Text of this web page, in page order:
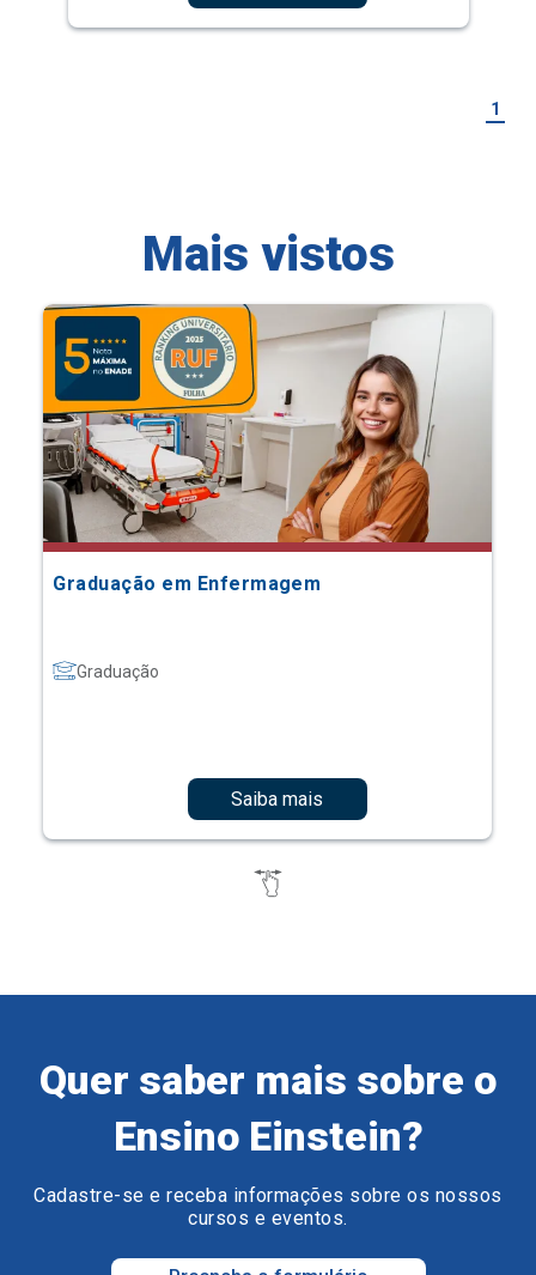
1
Mais vistos
Graduação em Enfermagem
Graduação
Saiba mais
Quer saber mais sobre o
Ensino Einstein?
Cadastre-se e receba informações sobre os nossos
cursos e eventos.